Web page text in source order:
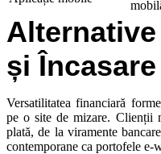
și
Versatilitatea financiară
pe o site de mizare. Clienții
plată, de la viramente
contemporane ca portofele e-